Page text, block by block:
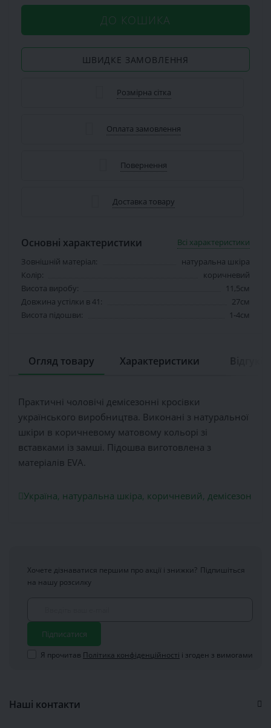
ДО КОШИКА
ШВИДКЕ ЗАМОВЛЕННЯ
Розмірна сітка
Оплата замовлення
Повернення
Доставка товару
Основні характеристики
Всі характеристики
Зовнішній матеріал:
натуральна шкіра
Колір:
коричневий
Висота виробу:
11,5см
Довжина устілки в 41:
27см
Висота підошви:
1-4см
Огляд товару Характеристики
Практичні чоловічі демісезонні кросівки
українського виробництва. Виконані з натуральної
шкіри в коричневому матовому кольорі зі
вставками із замші. Підошва виготовлена з
матеріалів EVA.
Україна, натуральна шкіра, коричневий, демісезон
Хочете дізнаватися першим про акції і знижки? Підпишіться
на нашу розсилку
Підписатися
Я прочитав Політика конфіденційності і згоден з вимогами
Наші контакти